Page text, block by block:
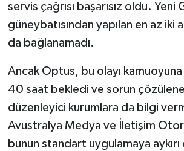
servis çağrısı başarısız oldu. Yeni
güneybatısından yapılan en az iki
da bağlanamadı.
Ancak Optus, bu olayı
40 saat bekledi ve sorun
düzenleyici kurumlara da bilgi
Avustralya Medya ve İletişim
bunun standart uygulamaya